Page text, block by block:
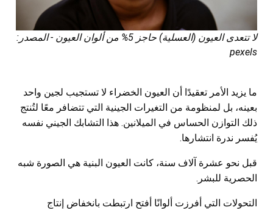
لا تتعدى العيون (العسلية) حاجز 5% من ألوان العيون - المصدر:
pexels
ما يزيد الأمر تعقيدًا أن العيون الخضراء لا تستجيب لجين واحد
بعينه، بل لمنظومة من التغيرات الجينية التي تتضافر معًا لتُنتج
ذلك التوازن الحساس في الميلانين. هذا التشابك الجيني نفسه
يُفسر ندرة انتشارها.
قبل نحو عشرة آلاف سنة، كانت العيون البنية هي الصورة شبه
الحصرية للبشر.
التحولات التي أفرزت ألوانًا أفتح ارتبطت بانخفاض إنتاج